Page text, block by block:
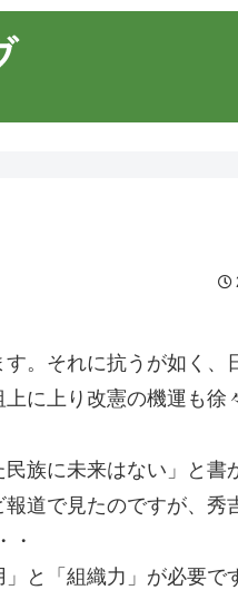
。それに抗うが如く、
に上り改憲の機運も徐
族に未来はない」と書
道で見たのですが、秀
・
と「組織力」が必要で